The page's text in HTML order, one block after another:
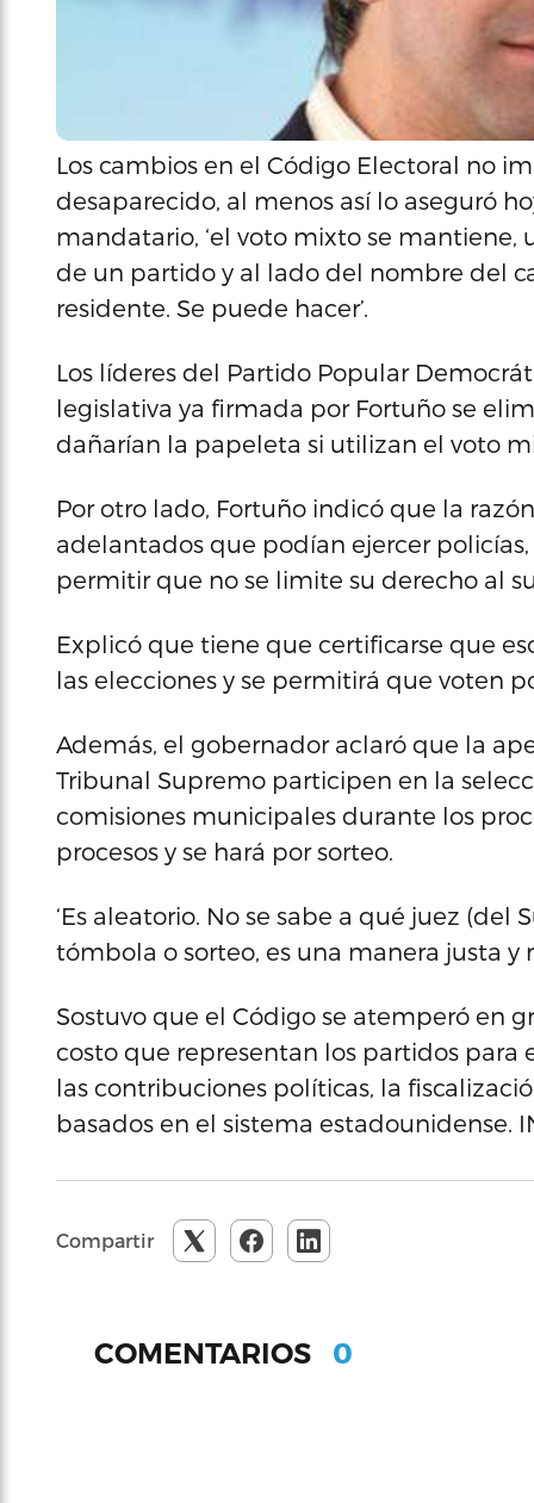
Los cambios en el Código Electoral no
desaparecido, al menos así lo aseguró
mandatario, ‘el voto mixto se
de un partido y al lado del nombre del
residente. Se puede hacer’.
Los líderes del Partido Popular
legislativa ya firmada por Fortuño se
dañarían la papeleta si utilizan el voto
Por otro lado, Fortuño indicó que la
adelantados que podían ejercer
permitir que no se limite su derecho al
Explicó que tiene que certificarse que
las elecciones y se permitirá que voten
Además, el gobernador aclaró que la
Tribunal Supremo participen en la
comisiones municipales durante los
procesos y se hará por sorteo.
‘Es aleatorio. No se sabe a qué juez
tómbola o sorteo, es una manera justa y
Sostuvo que el Código se atemperó en
costo que representan los partidos
las contribuciones políticas, la
basados en el sistema estadounidense.
Compartir
COMENTARIOS 0